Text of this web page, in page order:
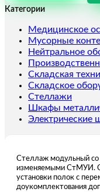
со
полками
с
уровнями
изменяемыми
длина
10000
мм
Категории
Медицинское
Мусорные
Нейтральное
Складская
Складское
Стеллажи
Шкафы
Электрические
Стеллаж модульный со
изменяемыми СтМУИ.
установки полок с
доукомплектования